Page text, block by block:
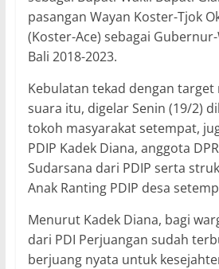
pasangan Wayan Koster-Tjok
(Koster-Ace) sebagai
Bali 2018-2023.
Kebulatan tekad dengan
suara itu, digelar Senin (19/2)
tokoh masyarakat setempat,
PDIP Kadek Diana, anggota
Sudarsana dari PDIP serta
Anak Ranting PDIP desa
Menurut Kadek Diana, bagi
dari PDI Perjuangan sudah
berjuang nyata untuk